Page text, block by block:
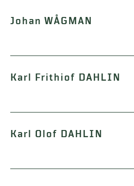
Johan WÅGMAN
Karl Frithiof DAHLIN
Karl Olof DAHLIN